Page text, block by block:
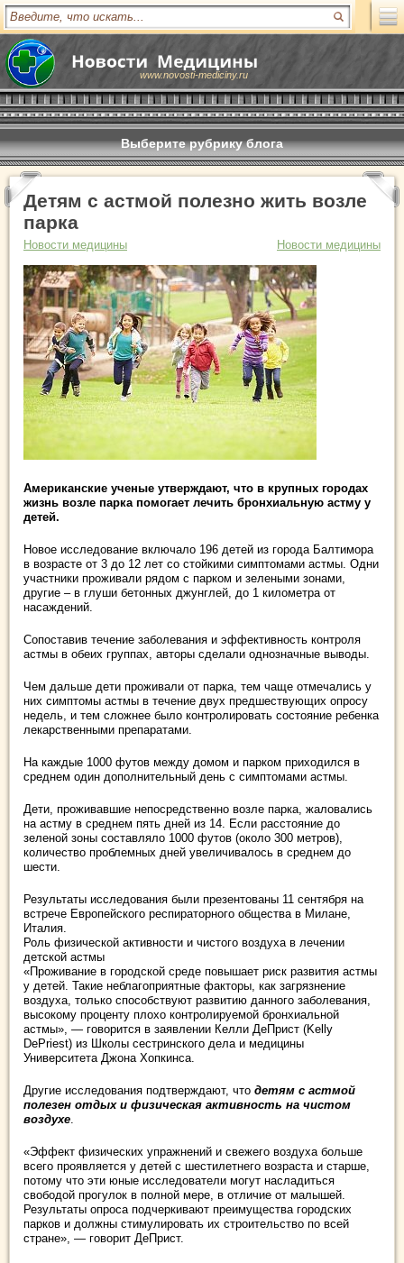
www.novosti-mediciny.ru
Выберите рубрику блога
Детям с астмой полезно жить возле
парка
Новости медицины Новости медицины
Американские ученые утверждают, что в крупных городах
жизнь возле парка помогает лечить бронхиальную астму у
детей.
Новое исследование включало 196 детей из города Балтимора
в возрасте от 3 до 12 лет со стойкими симптомами астмы. Одни
участники проживали рядом с парком и зелеными зонами,
другие – в глуши бетонных джунглей, до 1 километра от
насаждений.
Сопоставив течение заболевания и эффективность контроля
астмы в обеих группах, авторы сделали однозначные выводы.
Чем дальше дети проживали от парка, тем чаще отмечались у
них симптомы астмы в течение двух предшествующих опросу
недель, и тем сложнее было контролировать состояние ребенка
лекарственными препаратами.
На каждые 1000 футов между домом и парком приходился в
среднем один дополнительный день с симптомами астмы.
Дети, проживавшие непосредственно возле парка, жаловались
на астму в среднем пять дней из 14. Если расстояние до
зеленой зоны составляло 1000 футов (около 300 метров),
количество проблемных дней увеличивалось в среднем до
шести.
Результаты исследования были презентованы 11 сентября на
встрече Европейского респираторного общества в Милане,
Италия.
Роль физической активности и чистого воздуха в лечении
детской астмы
«Проживание в городской среде повышает риск развития астмы
у детей. Такие неблагоприятные факторы, как загрязнение
воздуха, только способствуют развитию данного заболевания,
высокому проценту плохо контролируемой бронхиальной
астмы», — говорится в заявлении Келли ДеПрист (Kelly
DePriest) из Школы сестринского дела и медицины
Университета Джона Хопкинса.
Другие исследования подтверждают, что детям с астмой
полезен отдых и физическая активность на чистом
воздухе.
«Эффект физических упражнений и свежего воздуха больше
всего проявляется у детей с шестилетнего возраста и старше,
потому что эти юные исследователи могут насладиться
свободой прогулок в полной мере, в отличие от малышей.
Результаты опроса подчеркивают преимущества городских
парков и должны стимулировать их строительство по всей
стране», — говорит ДеПрист.